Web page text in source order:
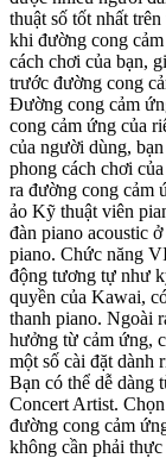
thuật số tốt nhất
khi đường cong
cách chơi của bạn,
trước đường cong
Đường cong cảm
cong cảm ứng của
của người dùng,
phong cách chơi
ra đường cong cảm
ảo Kỹ thuật viên
đàn piano acoustic
piano. Chức năng
động tương tự như
quyền của Kawai,
thanh piano. Ngoài
hưởng từ cảm ứng,
một số cài đặt dành
Bạn có thể dễ dàng
Concert Artist.
đường cong cảm
không cần phải